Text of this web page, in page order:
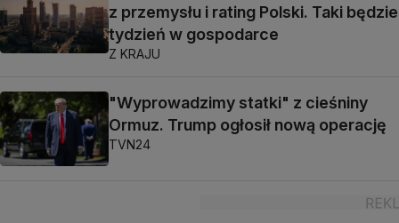
z przemysłu i rating Polski. Taki będzie
tydzień w gospodarce
Z KRAJU
"Wyprowadzimy statki" z cieśniny
Ormuz. Trump ogłosił nową operację
TVN24